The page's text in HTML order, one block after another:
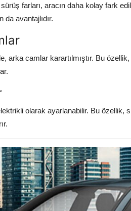
farları, aracın daha kolay fark
da avantajlıdır.
arka camlar karartılmıştır. Bu özellik,
olarak ayarlanabilir. Bu özellik,